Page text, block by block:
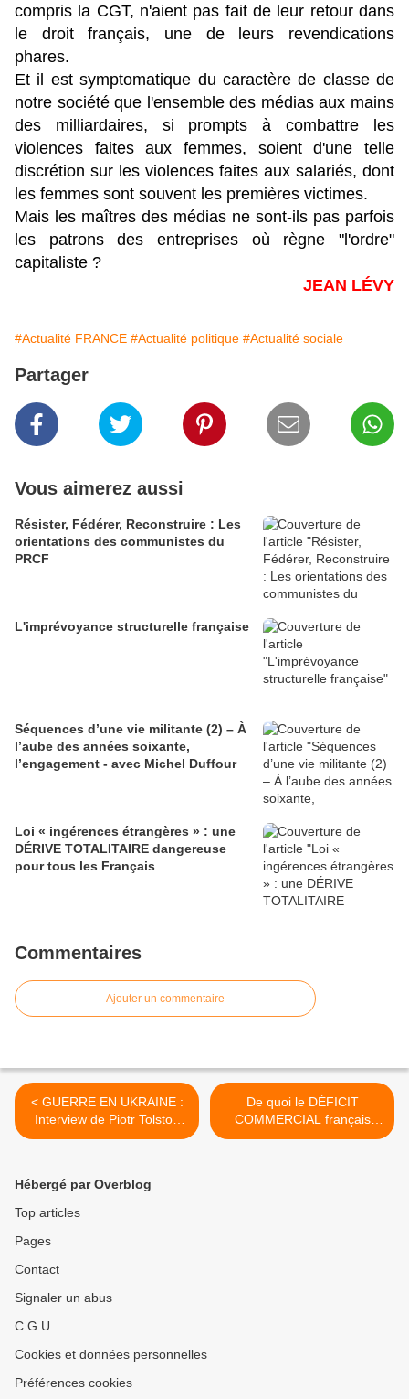
compris la CGT, n'aient pas fait de leur retour dans
le droit français, une de leurs revendications
phares.
Et il est symptomatique du caractère de classe de
notre société que l'ensemble des médias aux mains
des milliardaires, si prompts à combattre les
violences faites aux femmes, soient d'une telle
discrétion sur les violences faites aux salariés, dont
les femmes sont souvent les premières victimes.
Mais les maîtres des médias ne sont-ils pas parfois
les patrons des entreprises où règne "l'ordre"
capitaliste ?
JEAN LÉVY
#Actualité FRANCE #Actualité politique #Actualité sociale
Partager
Vous aimerez aussi
Résister, Fédérer, Reconstruire : Les
orientations des communistes du
PRCF
L'imprévoyance structurelle française
Séquences d’une vie militante (2) – À
l’aube des années soixante,
l’engagement - avec Michel Duffour
Loi « ingérences étrangères » : une
DÉRIVE TOTALITAIRE dangereuse
pour tous les Français
Commentaires
Ajouter un commentaire
< GUERRE EN UKRAINE :
Interview de Piotr Tolstoï,
vice-président de la Douma
De quoi le DÉFICIT
COMMERCIAL français
record est-il le nom ? >
Hébergé par Overblog
Top articles
Pages
Contact
Signaler un abus
C.G.U.
Cookies et données personnelles
Préférences cookies